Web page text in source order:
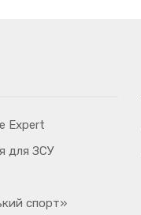
Expert
для ЗСУ
спорт»